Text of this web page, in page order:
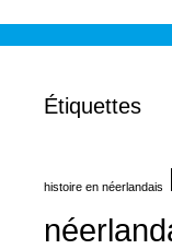
Étiquettes
histoire en néerlandais